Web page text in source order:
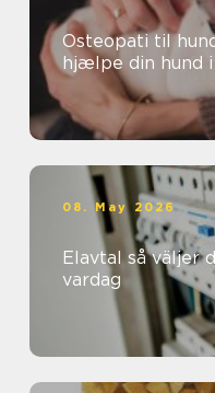
Osteopati til
hjælpe din hund
08. May 2026
Elavtal så väljer du rätt avtal för din
vardag